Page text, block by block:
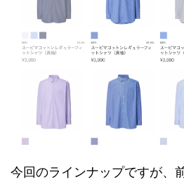
今回のラインナップですが、